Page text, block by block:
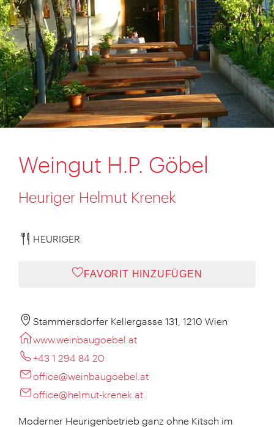
Weingut H.P. Göbel
Heuriger Helmut Krenek
HEURIGER
FAVORIT HINZUFÜGEN
Stammersdorfer Kellergasse 131, 1210 Wien
www.weinbaugoebel.at
+43 1 294 84 20
office@weinbaugoebel.at
office@helmut-krenek.at
Moderner Heurigenbetrieb ganz ohne Kitsch im